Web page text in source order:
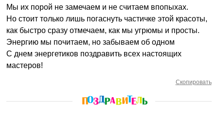
Мы их порой не замечаем и не считаем впопыхах.
Но стоит только лишь погаснуть частичке этой красоты,
как быстро сразу отмечаем, как мы угрюмы и просты.
Энергию мы почитаем, но забываем об одном
С днем энергетиков поздравить всех настоящих
мастеров!
Скопировать